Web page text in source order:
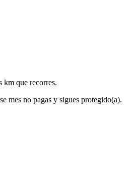
km que recorres.
mes no pagas y sigues protegido(a).